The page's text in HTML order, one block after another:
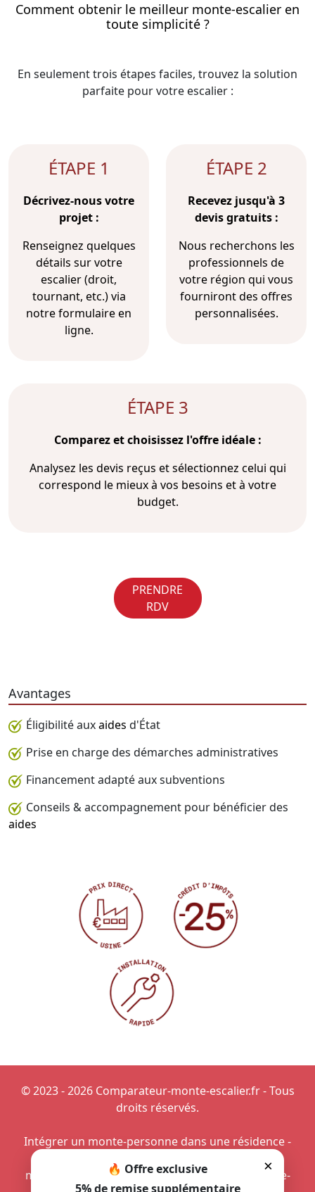
Comment obtenir le meilleur monte-escalier en
toute simplicité ?
En seulement trois étapes faciles, trouvez la solution
parfaite pour votre escalier :
ÉTAPE 1
Décrivez-nous votre
projet :
Renseignez quelques
détails sur votre
escalier (droit,
tournant, etc.) via
notre formulaire en
ligne.
ÉTAPE 2
Recevez jusqu'à 3
devis gratuits :
Nous recherchons les
professionnels de
votre région qui vous
fourniront des offres
personnalisées.
ÉTAPE 3
Comparez et choisissez l'offre idéale :
Analysez les devis reçus et sélectionnez celui qui
correspond le mieux à vos besoins et à votre
budget.
PRENDRE
RDV
Avantages
Éligibilité auxaides d'État
Prise en charge des démarches administratives
Financement adapté aux subventions
Conseils & accompagnement pour bénéficier des
aides
×
🔥 Offre exclusive
5% de remise supplémentaire
© 2023 - 2026 Comparateur-monte-escalier.fr - Tous
droits réservés.
Intégrer un monte-personne dans une résidence-
maximale aux PMR-Installation d'un petit monte-